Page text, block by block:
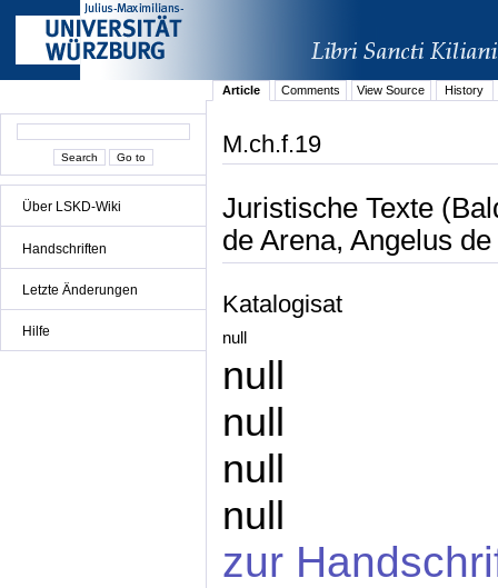
Über LSKD-Wiki
Handschriften
Letzte Änderungen
Hilfe
Article Comments View Source History
M.ch.f.19
Juristische Texte
de Arena, Angelus
Katalogisat
null
null
null
null
null
zur